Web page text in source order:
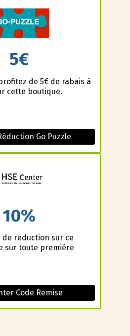
5€
de 5€ de rabais à
cette boutique.
Go Puzzle
10%
de reduction sur ce
sur toute première
Code Remise